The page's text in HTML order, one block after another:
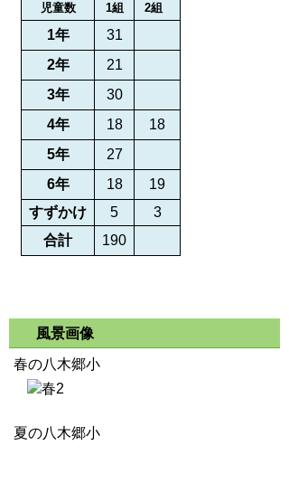
児童数 1組 2組
1年
31
2年
21
3年
30
4年
18
18
5年
27
6年
18
19
すずかけ
5
3
合計
190
風景画像
春の八木郷小
夏の八木郷小